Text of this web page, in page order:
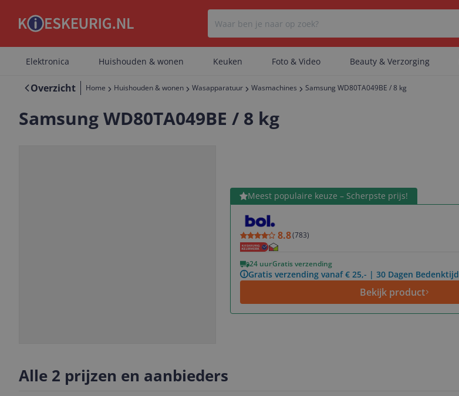
Er zijn geen artikelen gevonden.
Elektronica Huishouden & wonen Keuken Foto & Video Beauty & Verzorging
Overzicht Home Huishouden & wonen Wasapparatuur Wasmachines Samsung WD80TA049BE / 8 kg
Samsung WD80TA049BE / 8 kg
Meest populaire keuze – Scherpste prijs!
8.8(783)
24 uurGratis verzending
Gratis verzending vanaf € 25,- | 30 Dagen Bedenktijd
Bekijk product
Bekijk product
Alle 2 prijzen en aanbieders